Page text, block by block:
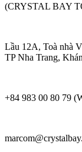
(CRYSTAL BAY
Lầu 12A, Toà nhà
TP Nha Trang,
+84 983 00 80 79